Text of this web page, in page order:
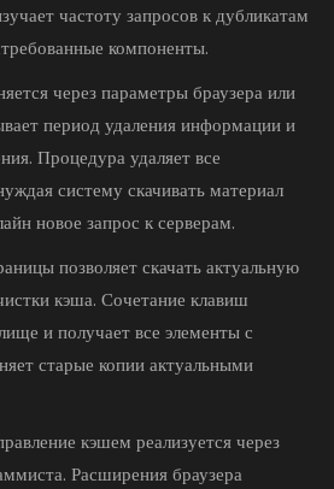
частоту запросов к дубликатам
компоненты.
через параметры браузера или
период удаления информации и
Процедура удаляет все
систему скачивать материал
новое запрос к серверам.
позволяет скачать актуальную
кэша. Сочетание клавиш
и получает все элементы с
старые копии актуальными
кэшем реализуется через
Расширения браузера